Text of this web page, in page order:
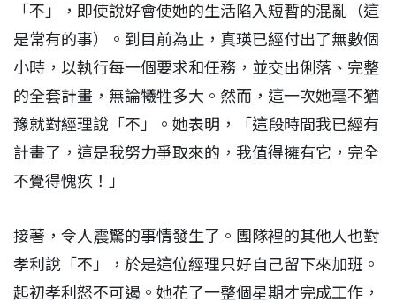
「不」，即使說好會使她的生活陷入短暫的混亂（這
是常有的事）。到目前為止，真瑛已經付出了無數個
小時，以執行每一個要求和任務，並交出俐落、完整
的全套計畫，無論犧牲多大。然而，這一次她毫不猶
豫就對經理說「不」。她表明，「這段時間我已經有
計畫了，這是我努力爭取來的，我值得擁有它，完全
不覺得愧疚！」
接著，令人震驚的事情發生了。團隊裡的其他人也對
孝利說「不」，於是這位經理只好自己留下來加班。
起初孝利怒不可遏。她花了一整個星期才完成工作，